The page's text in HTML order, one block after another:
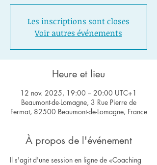
Les inscriptions sont closes
Voir autres événements
Heure et lieu
12 nov. 2025, 19:00 – 20:00 UTC+1
Beaumont-de-Lomagne, 3 Rue Pierre de
Fermat, 82500 Beaumont-de-Lomagne, France
À propos de l'événement
Il s'agit d'une session en ligne de «Coaching